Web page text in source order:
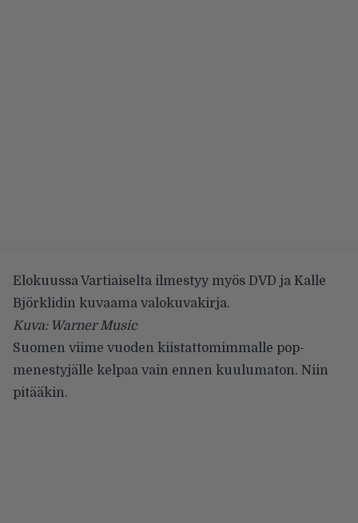
Elokuussa Vartiaiselta ilmestyy myös DVD ja Kalle
Björklidin kuvaama valokuvakirja.
Kuva: Warner Music
Suomen viime vuoden kiistattomimmalle pop-
menestyjälle kelpaa vain ennen kuulumaton. Niin
pitääkin.